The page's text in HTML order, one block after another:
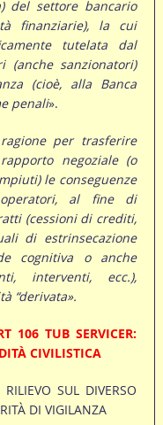
del settore bancario
finanziarie), la cui
tutelata dal
sanzionatori)
(cioè, alla Banca
penali».
per trasferire
negoziale (o
le conseguenze
al fine di
(cessioni di crediti,
di estrinsecazione
cognitiva o anche
interventi, ecc.),
“derivata».
106 TUB SERVICER:
CIVILISTICA
SUL DIVERSO
DI VIGILANZA